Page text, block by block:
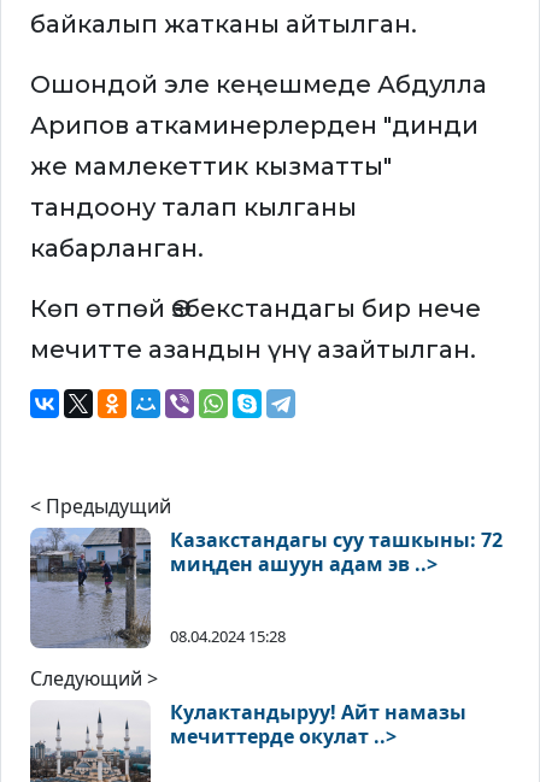
байкалып жатканы айтылган.
Ошондой эле кеңешмеде Абдулла
Арипов аткаминерлерден "динди
же мамлекеттик кызматты"
тандоону талап кылганы
кабарланган.
Көп өтпөй Өзбекстандагы бир нече
мечитте азандын үнү азайтылган.
< Предыдущий
Казакстандагы суу ташкыны: 72
миңден ашуун адам эв ..>
08.04.2024 15:28
Следующий >
Кулактандыруу! Айт намазы
мечиттерде окулат ..>